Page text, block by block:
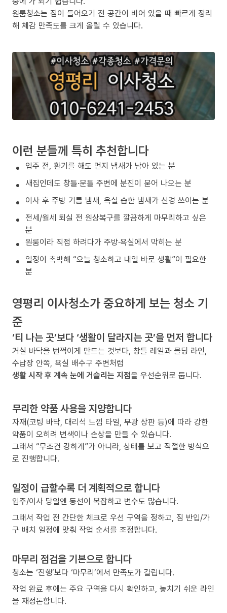
원룸청소는 짐이 들어오기 전 공간이 비어 있을 때 빠르게 정리
해 체감 만족도를 크게 올릴 수 있습니다.
이런 분들께 특히 추천합니다
입주 전, 환기를 해도 먼지 냄새가 남아 있는 분
새집인데도 창틀·문틀 주변에 분진이 묻어 나오는 분
이사 후 주방 기름 냄새, 욕실 습한 냄새가 신경 쓰이는 분
전세/월세 퇴실 전 원상복구를 깔끔하게 마무리하고 싶은
분
원룸이라 직접 하려다가 주방·욕실에서 막히는 분
일정이 촉박해 “오늘 청소하고 내일 바로 생활”이 필요한
분
영평리 이사청소가 중요하게 보는 청소 기
준
‘티 나는 곳’보다 ‘생활이 달라지는 곳’을 먼저 합니다
거실 바닥을 번쩍이게 만드는 것보다, 창틀 레일과 몰딩 라인,
수납장 안쪽, 욕실 배수구 주변처럼
생활 시작 후 계속 눈에 거슬리는 지점을 우선순위로 둡니다.
무리한 약품 사용을 지양합니다
자재(코팅 바닥, 대리석 느낌 타일, 무광 상판 등)에 따라 강한
약품이 오히려 변색이나 손상을 만들 수 있습니다.
그래서 “무조건 강하게”가 아니라, 상태를 보고 적절한 방식으
로 진행합니다.
일정이 급할수록 더 계획적으로 합니다
입주/이사 당일엔 동선이 복잡하고 변수도 많습니다.
그래서 작업 전 간단한 체크로 우선 구역을 정하고, 짐 반입/가
구 배치 일정에 맞춰 작업 순서를 조정합니다.
마무리 점검을 기본으로 합니다
청소는 ‘진행’보다 ‘마무리’에서 만족도가 갈립니다.
작업 완료 후에는 주요 구역을 다시 확인하고, 놓치기 쉬운 라인
을 재정돈합니다.